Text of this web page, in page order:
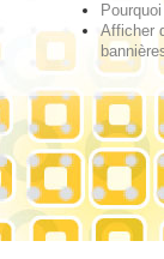
Afficher